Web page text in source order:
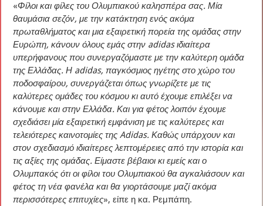
«Φίλοι και φίλες του Ολυμπιακού καλησπέρα σας. Μία
θαυμάσια σεζόν, με την κατάκτηση ενός ακόμα
πρωταθλήματος και μια εξαιρετική πορεία της ομάδας στην
Ευρώπη, κάνουν όλους εμάς στην adidas ιδιαίτερα
υπερήφανους που συνεργαζόμαστε με την καλύτερη ομάδα
της Ελλάδας. Η adidas, παγκόσμιος ηγέτης στο χώρο του
ποδοσφαίρου, συνεργάζεται όπως γνωρίζετε με τις
καλύτερες ομάδες του κόσμου κι αυτό έχουμε επιλέξει να
κάνουμε και στην Ελλάδα. Και για φέτος λοιπόν έχουμε
σχεδιάσει μία εξαιρετική εμφάνιση με τις καλύτερες και
τελειότερες καινοτομίες της Adidas. Καθώς υπάρχουν και
στον σχεδιασμό ιδιαίτερες λεπτομέρειες από την ιστορία και
τις αξίες της ομάδας. Είμαστε βέβαιοι κι εμείς και ο
Ολυμπακός ότι οι φίλοι του Ολυμπιακού θα αγκαλιάσουν και
φέτος τη νέα φανέλα και θα γιορτάσουμε μαζί ακόμα
περισσότερες επιτυχίες», είπε η κα. Ρεμπάπη.